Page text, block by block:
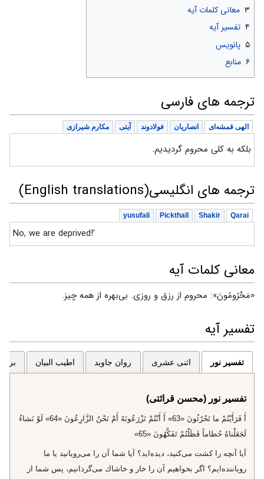
۳ معانی کلمات آیه
۴ تفسیر آیه
۵ پانویس
۶ منابع
ترجمه های فارسی
الهی قمشه‌ای انصاریان فولادوند آیتی مکارم شیرازی
بلکه به کلی محروم گردیدیم.
ترجمه های انگلیسی(English translations)
Qarai
Shakir
Pickthall
yusufali
No, we are deprived!’
معانی کلمات آیه
«مَحْرُومُونَ»: محروم از رزق و روزی. بی‌بهره از همه چیز.
تفسیر آیه
تفسیر نور اثنی عشری روان جاوید اطیب البیان
تفسیر نور (محسن قرائتی)
أَ فَرَأَيْتُمْ ما تَحْرُثُونَ «63» أَ أَنْتُمْ تَزْرَعُونَهُ أَمْ نَحْنُ الزَّارِعُونَ «64» لَوْ نَشاءُ
لَجَعَلْناهُ حُطاماً فَظَلْتُمْ تَفَكَّهُونَ «65»
آيا آنچه را كشت مى‌كنيد، ديده‌ايد؟ آيا شما آن را مى‌رويانيد يا ما
روياننده‌ايم؟ اگر بخواهيم آن را خار و خاشاك مى‌گردانيم، پس شما از